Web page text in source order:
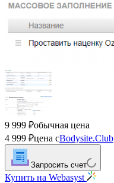
9 999 ₽обычная цена
4 999 ₽цена сBodysite.Club
Запросить счет
Купить на Webasyst